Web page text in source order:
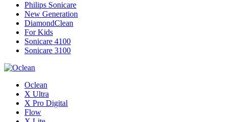
Philips Sonicare
New Generation
DiamondClean
For Kids
Sonicare 4100
Sonicare 3100
Oclean
X Ultra
X Pro Digital
Flow